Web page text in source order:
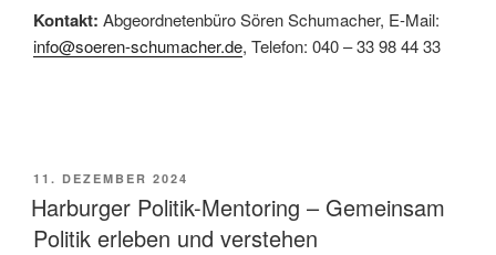
Kontakt: Abgeordnetenbüro Sören Schumacher, E-Mail:
info@soeren-schumacher.de, Telefon: 040 – 33 98 44 33
VERÖFFENTLICHT
AM
11. DEZEMBER 2024
Harburger Politik-Mentoring – Gemeinsam
Politik erleben und verstehen